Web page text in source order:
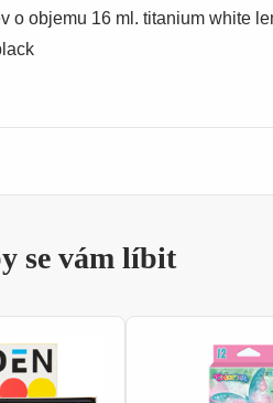
objemu 16 ml. titanium white
se vám líbit